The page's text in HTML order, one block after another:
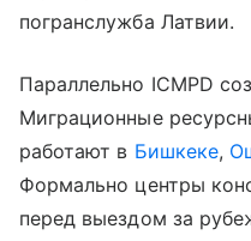
погранслужба Латвии.
Параллельно ICMPD
Миграционные
работают в Бишкеке,
Формально центры
перед выездом за